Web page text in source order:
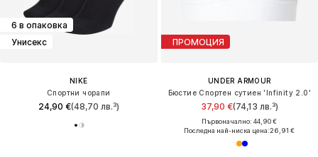
6 в опаковка
Унисекс
NIKE
Спортни чорапи
24,90 €(48,70 лв.³)
ПРОМОЦИЯ
UNDER ARMOUR
Бюстие Спортен сутиен 'Infinity 2.0'
37,90 €(74,13 лв.³)
Първоначално: 44,90 €
Последна най-ниска цена:26,91 €